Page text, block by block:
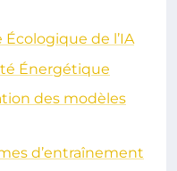
de l’IA
Énergétique
des modèles
d’entraînement